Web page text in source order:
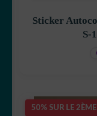
Sticker
S-
50% SUR LE